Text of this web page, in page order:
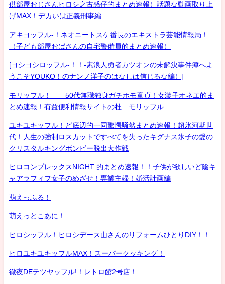
供部屋おじさんヒロシ之古惑仔的まとめ速報）話題な動画取り上
げMAX！デカいは正義刑事編
アキヨッフル-！ネオニートスケ番長のエキストラ芸能情報局！
（子ども部屋おばさんの自宅警備員的まとめ速報）
[ヨシヨシロッフル-！！-素浪人勇者カツオンの未解決事件簿へよ
うこそYOUKO！のナンノ洋子のはなしは信じるな編）]
モリッフル！ 50代無職独身ガチホモ童貞！女装子オネエ的ま
とめ速報！有益便利情報サイトの杜 モリッフル
ユキユキッフル！ど底辺的一同驚愕騒然まとめ速報！超氷河期世
代！人生の強制ロスカットですべてを失ったキグナス氷子の愛の
クリスタルキングボンビー脱出大作戦
ヒロコンプレックスNIGHT 的まとめ速報！！子供が欲しいど陰キ
ャアラフィフ女子のめざせ！専業主婦！婚活計画編
萌えっふる！
萌えっとこあに！
ヒロシッフル！ヒロシデース山さんのリフォームひとりDIY！！
ヒロユキユキッフルMAX！スーパークッキング！
徹夜DEテツヤッフル!！レトロ館2号店！